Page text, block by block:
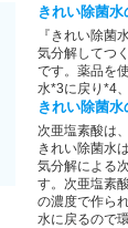
きれい除菌
『きれい除菌
気分解してつ
です。薬品を
水*3に戻り*4
きれい除菌
次亜塩素酸は
きれい除菌水
気分解による
す。次亜塩素
の濃度で作ら
水に戻るので